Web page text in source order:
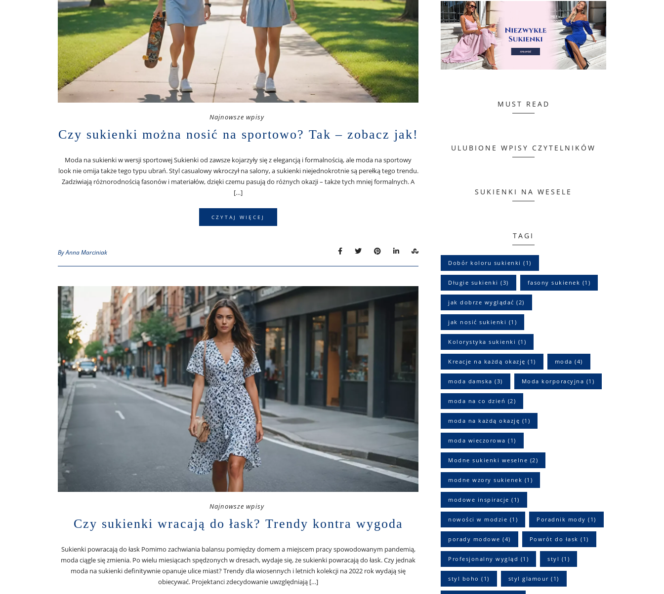
Najnowsze wpisy
Czy sukienki można nosić na sportowo? Tak – zobacz jak!
Moda na sukienki w wersji sportowej Sukienki od zawsze kojarzyły się z elegancją i formalnością, ale moda na sportowy
look nie omija także tego typu ubrań. Styl casualowy wkroczył na salony, a sukienki niejednokrotnie są perełką tego trendu.
Zadziwiają różnorodnością fasonów i materiałów, dzięki czemu pasują do różnych okazji – także tych mniej formalnych. A
[…]
CZYTAJ WIĘCEJ
By Anna Marciniak
Najnowsze wpisy
Czy sukienki wracają do łask? Trendy kontra wygoda
Sukienki powracają do łask Pomimo zachwiania balansu pomiędzy domem a miejscem pracy spowodowanym pandemią,
moda ciągle się zmienia. Po wielu miesiącach spędzonych w dresach, wydaje się, że sukienki powracają do łask. Czy jednak
moda na sukienki definitywnie opanuje ulice miast? Trendy dla wiosennych i letnich kolekcji na 2022 rok wydają się
obiecywać. Projektanci zdecydowanie uwzględniają […]
MUST READ
ULUBIONE WPISY CZYTELNIKÓW
SUKIENKI NA WESELE
TAGI
Dobór koloru sukienki (1)
Długie sukienki (3) fasony sukienek (1)
jak dobrze wyglądać (2)
jak nosić sukienki (1)
Kolorystyka sukienki (1)
Kreacje na każdą okazję (1) moda (4)
moda damska (3) Moda korporacyjna (1)
moda na co dzień (2)
moda na każdą okazję (1)
moda wieczorowa (1)
Modne sukienki weselne (2)
modne wzory sukienek (1)
modowe inspiracje (1)
nowości w modzie (1) Poradnik mody (1)
porady modowe (4) Powrót do łask (1)
Profesjonalny wygląd (1) styl (1)
styl boho (1) styl glamour (1)